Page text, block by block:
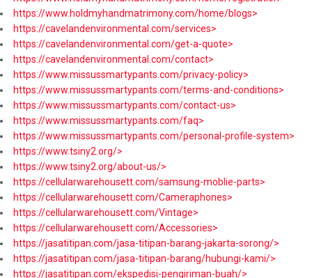
https://www.holdmyhandmatrimony.com/home/blogs>
https://cavelandenvironmental.com/services>
https://cavelandenvironmental.com/get-a-quote>
https://cavelandenvironmental.com/contact>
https://www.missussmartypants.com/privacy-policy>
https://www.missussmartypants.com/terms-and-conditions>
https://www.missussmartypants.com/contact-us>
https://www.missussmartypants.com/faq>
https://www.missussmartypants.com/personal-profile-system>
https://www.tsiny2.org/>
https://www.tsiny2.org/about-us/>
https://cellularwarehousett.com/samsung-moblie-parts>
https://cellularwarehousett.com/Cameraphones>
https://cellularwarehousett.com/Vintage>
https://cellularwarehousett.com/Accessories>
https://jasatitipan.com/jasa-titipan-barang-jakarta-sorong/>
https://jasatitipan.com/jasa-titipan-barang/hubungi-kami/>
https://jasatitipan.com/ekspedisi-pengiriman-buah/>